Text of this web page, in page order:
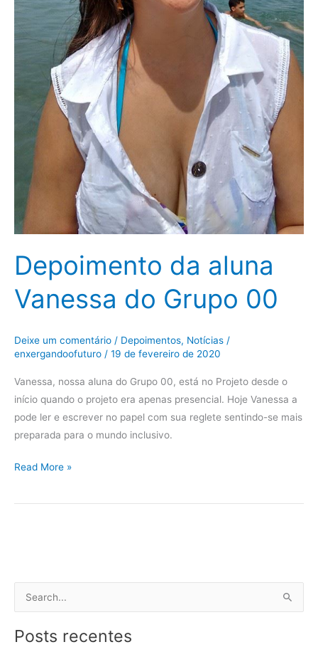
Depoimento da aluna
Vanessa do Grupo 00
Deixe um comentário / Depoimentos, Notícias /
enxergandoofuturo / 19 de fevereiro de 2020
Vanessa, nossa aluna do Grupo 00, está no Projeto desde o
início quando o projeto era apenas presencial. Hoje Vanessa a
pode ler e escrever no papel com sua reglete sentindo-se mais
preparada para o mundo inclusivo.
Read More »
s
Posts recentes